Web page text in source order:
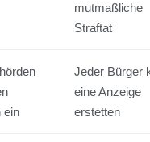
mutmaßliche
Straftat
ein
Jeder Bürger
eine Anzeige
erstetten